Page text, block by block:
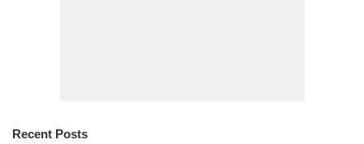
Recent Posts